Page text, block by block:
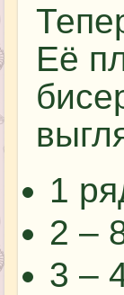
Её
1
2 –
3 –